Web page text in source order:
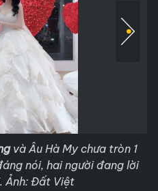
và Âu Hà My chưa tròn 1
nói, hai người đang lời
Ảnh: Đất Việt